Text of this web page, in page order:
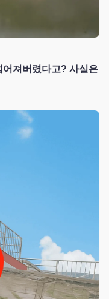
어져버렸다고? 사실은